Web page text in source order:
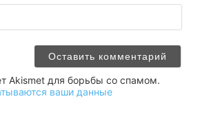
Akismet для борьбы со спамом.
ваши данные